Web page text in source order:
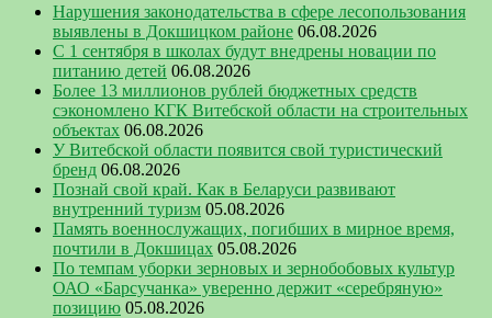
Нарушения законодательства в сфере лесопользования
выявлены в Докшицком районе 06.08.2026
С 1 сентября в школах будут внедрены новации по
питанию детей 06.08.2026
Более 13 миллионов рублей бюджетных средств
сэкономлено КГК Витебской области на строительных
объектах 06.08.2026
У Витебской области появится свой туристический
бренд 06.08.2026
Познай свой край. Как в Беларуси развивают
внутренний туризм 05.08.2026
Память военнослужащих, погибших в мирное время,
почтили в Докшицах 05.08.2026
По темпам уборки зерновых и зернобобовых культур
ОАО «Барсучанка» уверенно держит «серебряную»
позицию 05.08.2026